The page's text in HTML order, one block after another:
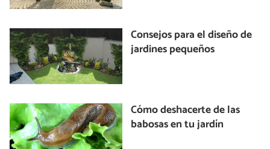
Consejos para el diseño de
jardines pequeños
Cómo deshacerte de las
babosas en tu jardín